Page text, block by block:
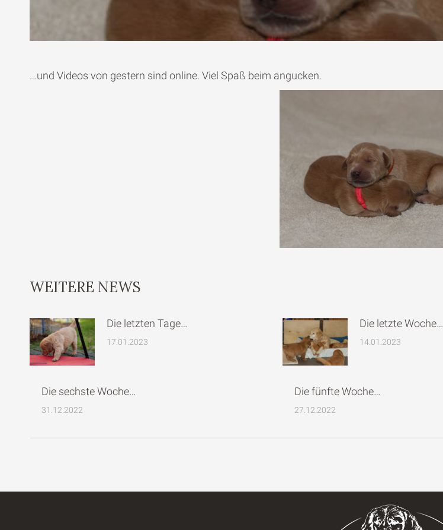
…und Videos von gestern sind online. Viel Spaß beim angucken.
WEITERE NEWS
Die letzten Tage…
17.01.2023
Die letzte Woche…
14.01.2023
Die sechste Woche…
31.12.2022
Die fünfte Woche…
27.12.2022